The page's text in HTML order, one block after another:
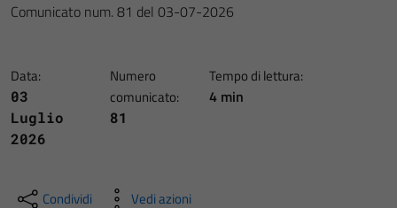
Comunicato num. 81 del 03-07-2026
Data:
03
Luglio
2026
Numero
comunicato:
81
Tempo di lettura:
4 min
Condividi Vedi azioni